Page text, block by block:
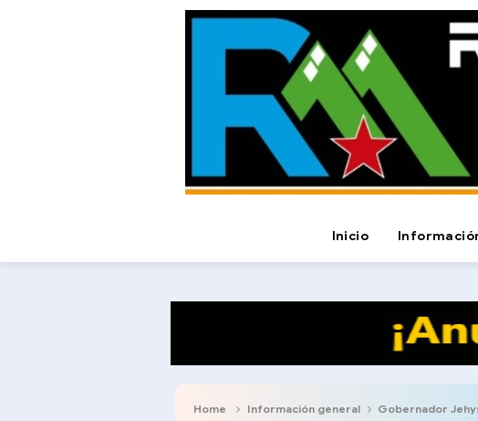
Inicio
Home Información general Gobernador Jehyson